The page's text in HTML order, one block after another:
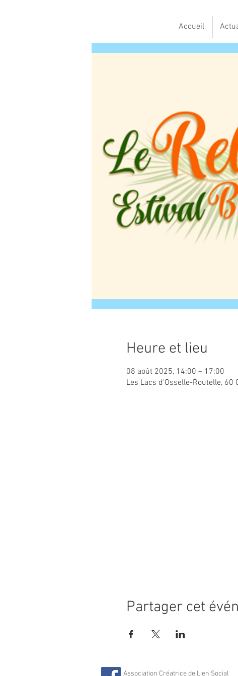
Accueil
Heure et lieu
08 août 2025, 14:00 – 17:00
Les Lacs d'Osselle-Routelle, 60
Partager cet
Association Créatrice de Lien Social